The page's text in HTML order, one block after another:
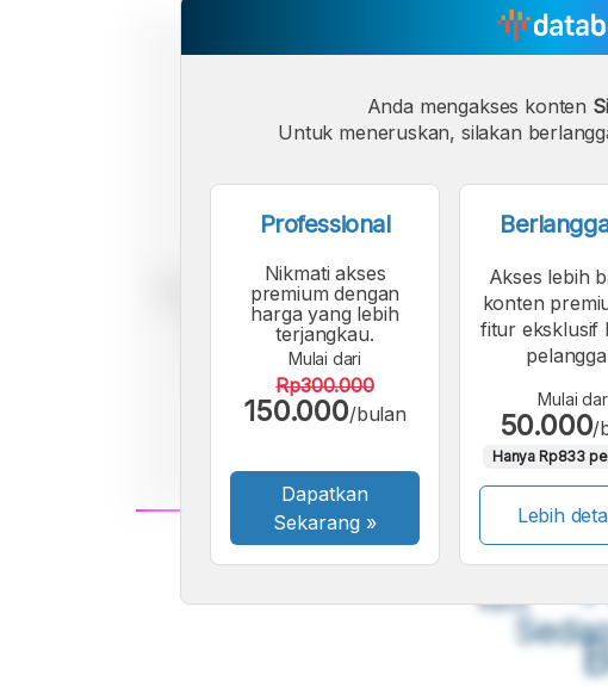
A
Font
Kecil
A
Anda mengakses konten
Untuk meneruskan, silakan
Professional
Nikmati akses
premium dengan
harga yang lebih
terjangkau.
Mulai dari
Rp300.000
150.000/bulan
Dapatkan
Sekarang »
Akses lebih
konten
fitur eksklusif
Mulai
50.000/
Hanya Rp833
Lebih